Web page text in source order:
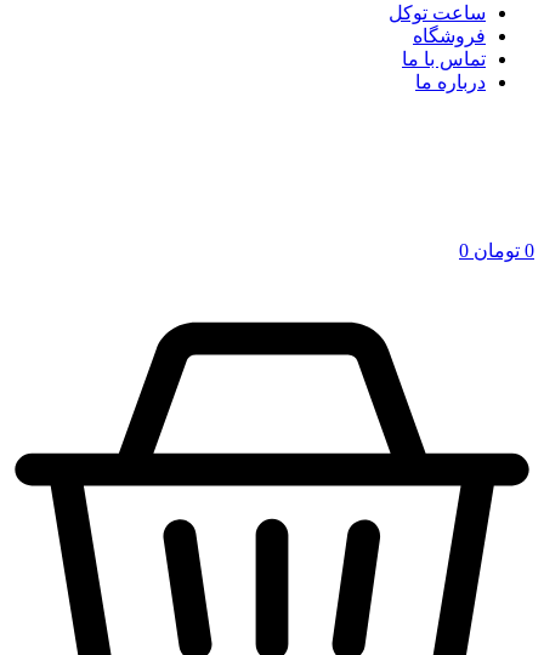
ساعت توکل
فروشگاه
تماس با ما
درباره ما
0 تومان 0